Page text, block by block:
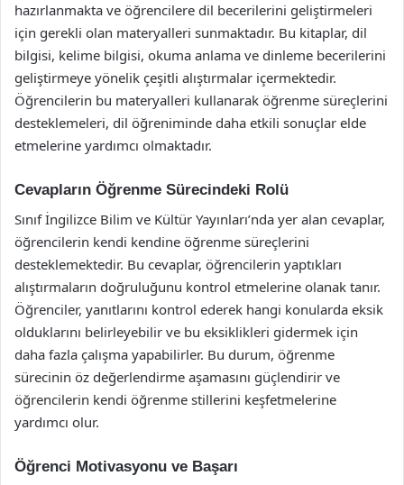
hazırlanmakta ve öğrencilere dil becerilerini geliştirmeleri
için gerekli olan materyalleri sunmaktadır. Bu kitaplar, dil
bilgisi, kelime bilgisi, okuma anlama ve dinleme becerilerini
geliştirmeye yönelik çeşitli alıştırmalar içermektedir.
Öğrencilerin bu materyalleri kullanarak öğrenme süreçlerini
desteklemeleri, dil öğreniminde daha etkili sonuçlar elde
etmelerine yardımcı olmaktadır.
Cevapların Öğrenme Sürecindeki Rolü
Sınıf İngilizce Bilim ve Kültür Yayınları’nda yer alan cevaplar,
öğrencilerin kendi kendine öğrenme süreçlerini
desteklemektedir. Bu cevaplar, öğrencilerin yaptıkları
alıştırmaların doğruluğunu kontrol etmelerine olanak tanır.
Öğrenciler, yanıtlarını kontrol ederek hangi konularda eksik
olduklarını belirleyebilir ve bu eksiklikleri gidermek için
daha fazla çalışma yapabilirler. Bu durum, öğrenme
sürecinin öz değerlendirme aşamasını güçlendirir ve
öğrencilerin kendi öğrenme stillerini keşfetmelerine
yardımcı olur.
Öğrenci Motivasyonu ve Başarı